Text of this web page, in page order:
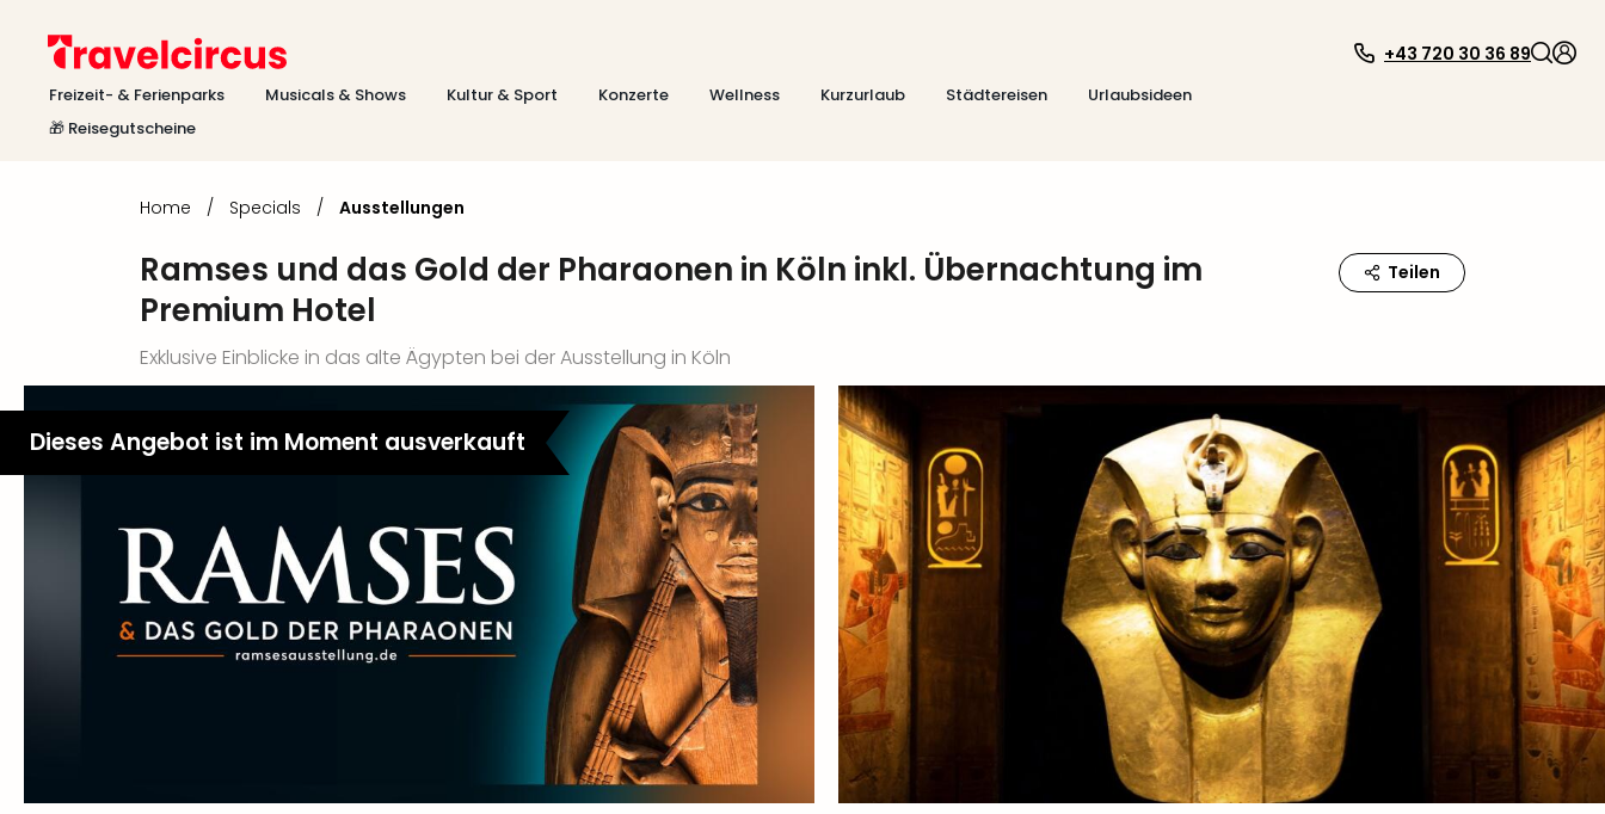
Freizeit- & Ferienparks Musicals & Shows Kultur & Sport Konzerte Wellness Kurzurlaub Städtereisen
Urlaubsideen
🎁 Reisegutscheine
+43 720 30 36 89
Home / Specials / Ausstellungen
Ramses und das Gold der Pharaonen in Köln inkl. Übernachtung im
Premium Hotel
Teilen
Exklusive Einblicke in das alte Ägypten bei der Ausstellung in Köln
Dieses Angebot ist im Moment ausverkauft